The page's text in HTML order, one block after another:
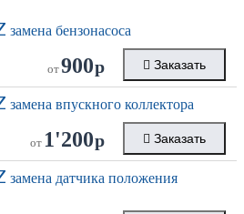
замена бензонасоса
от900р Заказать
замена впускного коллектора
от 1'200р Заказать
замена датчика положения